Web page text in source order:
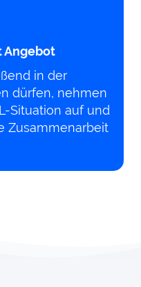
Angebot
in der
dürfen, nehmen
Situation auf und
Zusammenarbeit